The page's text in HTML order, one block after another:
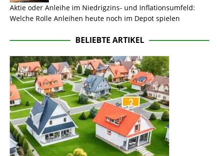
Aktie oder Anleihe im Niedrigzins- und Inflationsumfeld:
Welche Rolle Anleihen heute noch im Depot spielen
BELIEBTE ARTIKEL